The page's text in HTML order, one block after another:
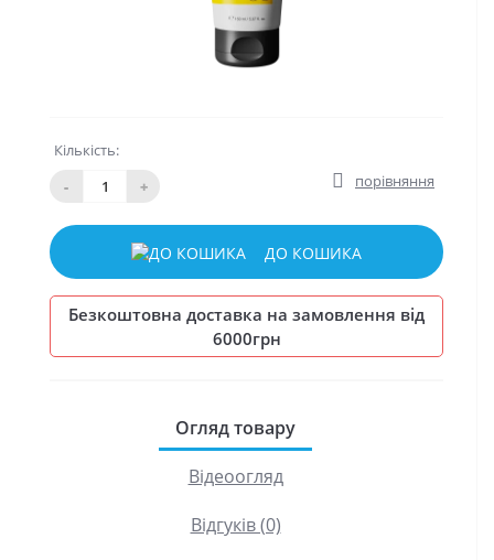
Кількість:
-
+ порівняння
ДО КОШИКА
Безкоштовна доставка на замовлення від
6000грн
Огляд товару
Відеоогляд
Відгуків (0)